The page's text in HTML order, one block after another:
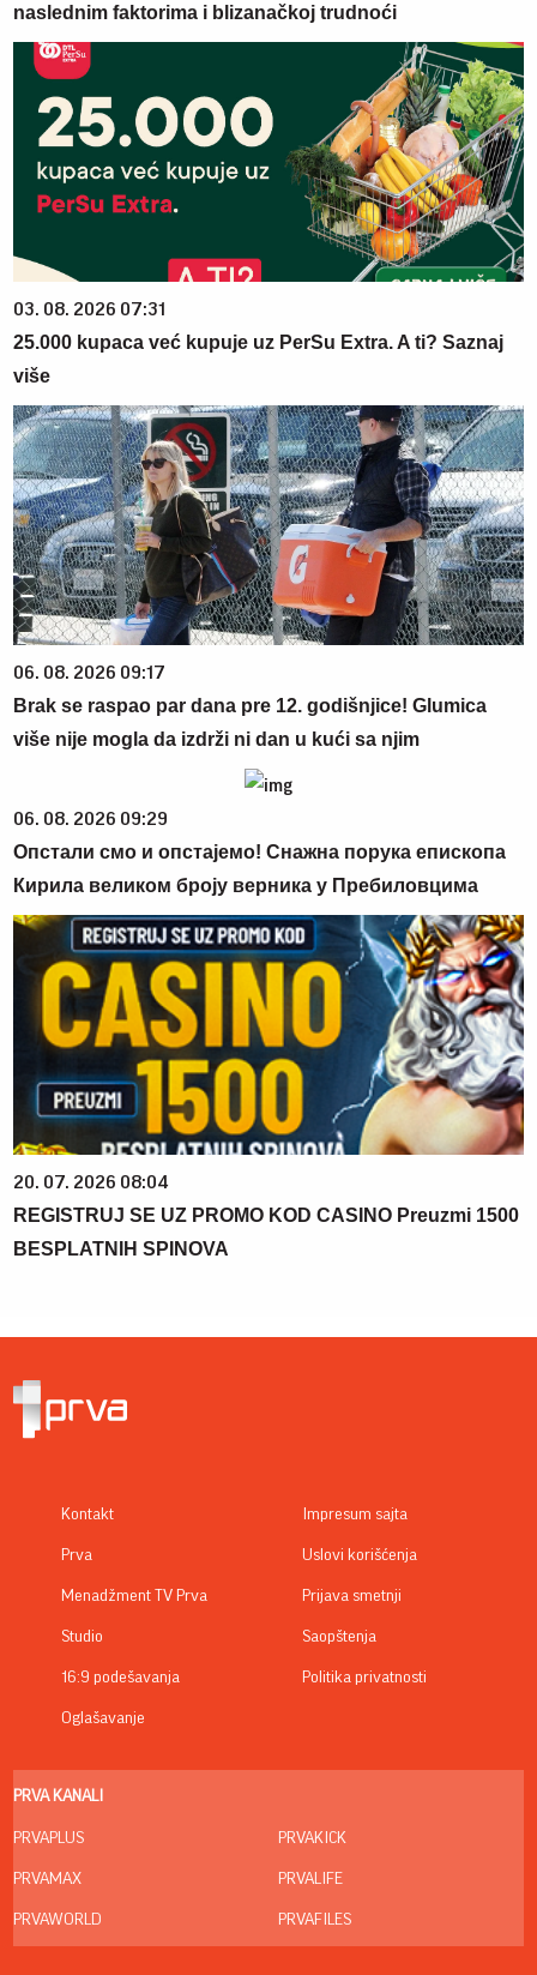
naslednim faktorima i blizanačkoj trudnoći
03. 08. 2026 07:31
25.000 kupaca već kupuje uz PerSu Extra. A ti? Saznaj
više
06. 08. 2026 09:17
Brak se raspao par dana pre 12. godišnjice! Glumica
više nije mogla da izdrži ni dan u kući sa njim
06. 08. 2026 09:29
Опстали смо и опстајемо! Снажна порука епископа
Кирила великом броју верника у Пребиловцима
20. 07. 2026 08:04
REGISTRUJ SE UZ PROMO KOD CASINO Preuzmi 1500
BESPLATNIH SPINOVA
Kontakt
Prva
Menadžment TV Prva
Studio
16:9 podešavanja
Oglašavanje
Impresum sajta
Uslovi korišćenja
Prijava smetnji
Saopštenja
Politika privatnosti
PRVA KANALI
PRVAPLUS
PRVAMAX
PRVAWORLD
PRVAKICK
PRVALIFE
PRVAFILES